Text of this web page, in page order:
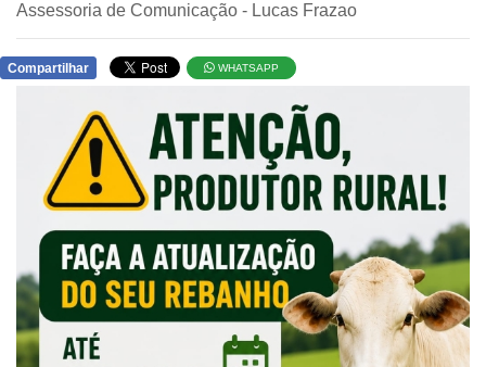
Assessoria de Comunicação - Lucas Frazao
Compartilhar WHATSAPP